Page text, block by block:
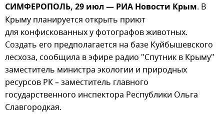
СИМФЕРОПОЛЬ, 29 июл — РИА Новости Крым. В
Крыму планируется открыть приют
для конфискованных у фотографов животных.
Создать его предполагается на базе Куйбышевского
лесхоза, сообщила в эфире радио "Спутник в Крыму"
заместитель министра экологии и природных
ресурсов РК – заместитель главного
государственного инспектора Республики Ольга
Славгородкая.